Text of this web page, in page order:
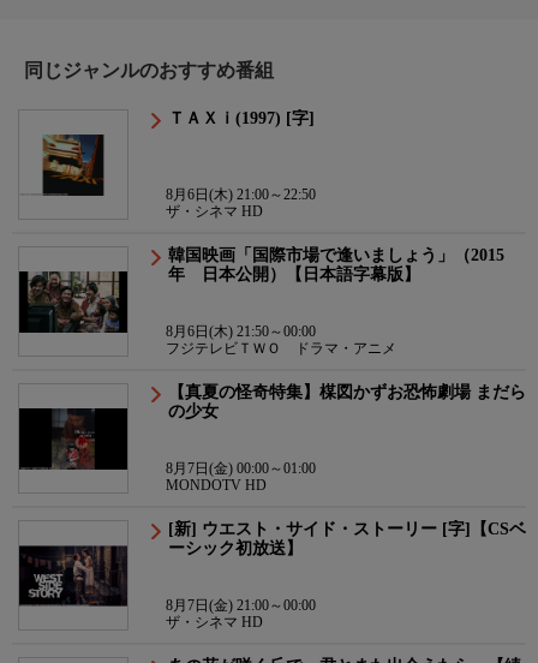
同じジャンルのおすすめ番組
ＴＡＸｉ(1997) [字]
8月6日(木) 21:00～22:50
ザ・シネマ HD
韓国映画「国際市場で逢いましょう」（2015
年 日本公開）【日本語字幕版】
8月6日(木) 21:50～00:00
フジテレビＴＷＯ ドラマ・アニメ
【真夏の怪奇特集】楳図かずお恐怖劇場 まだら
の少女
8月7日(金) 00:00～01:00
MONDOTV HD
[新] ウエスト・サイド・ストーリー [字]【CSベ
ーシック初放送】
8月7日(金) 21:00～00:00
ザ・シネマ HD